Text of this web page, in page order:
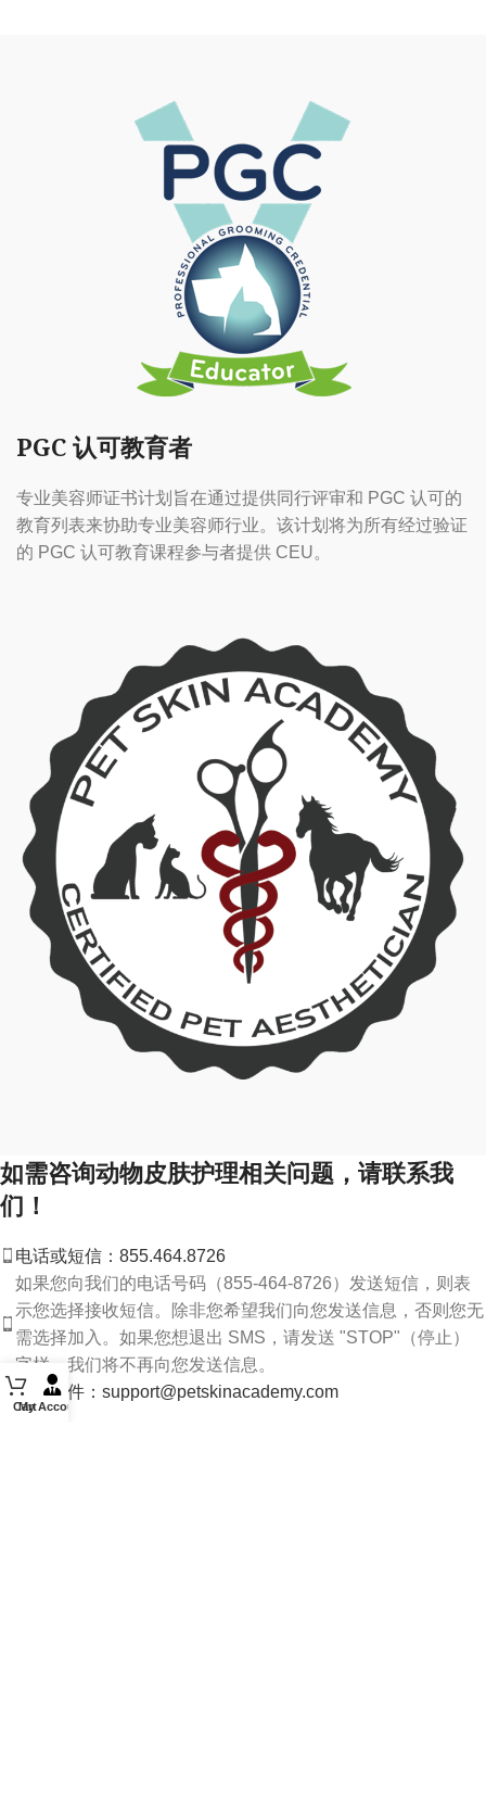
PGC 认可教育者
专业美容师证书计划旨在通过提供同行评审和 PGC 认可的
教育列表来协助专业美容师行业。该计划将为所有经过验证
的 PGC 认可教育课程参与者提供 CEU。
如需咨询动物皮肤护理相关问题，请联系我
们！
电话或短信：855.464.8726
如果您向我们的电话号码（855-464-8726）发送短信，则表
示您选择接收短信。除非您希望我们向您发送信息，否则您无
需选择加入。如果您想退出 SMS，请发送 "STOP"（停止）
字样，我们将不再向您发送信息。
电子邮件：support@petskinacademy.com
Cart
My Account